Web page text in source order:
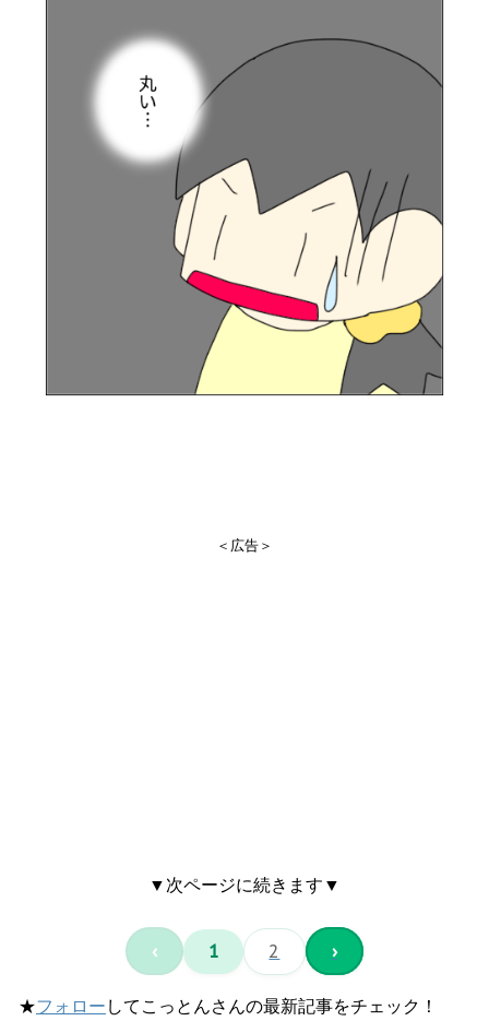
＜広告＞
▼次ページに続きます▼
‹ 1 2 ›
★フォロー してこっとんさんの最新記事をチェック！